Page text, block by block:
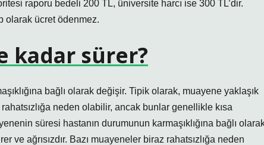
raporu bedeli 200 TL, üniversite harcı ise 300 TL’dir.
olarak ücret ödenmez.
kadar sürer?
bağlı olarak değişir. Tipik olarak, muayene yaklaşık
neden olabilir, ancak bunlar genellikle kısa
süresi hastanın durumunun karmaşıklığına bağlı
ağrısızdır. Bazı muayeneler biraz rahatsızlığa neden